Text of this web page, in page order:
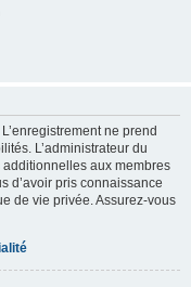
ne prend
L’administrateur du
aux membres
d’avoir pris connaissance
de vie privée. Assurez-vous